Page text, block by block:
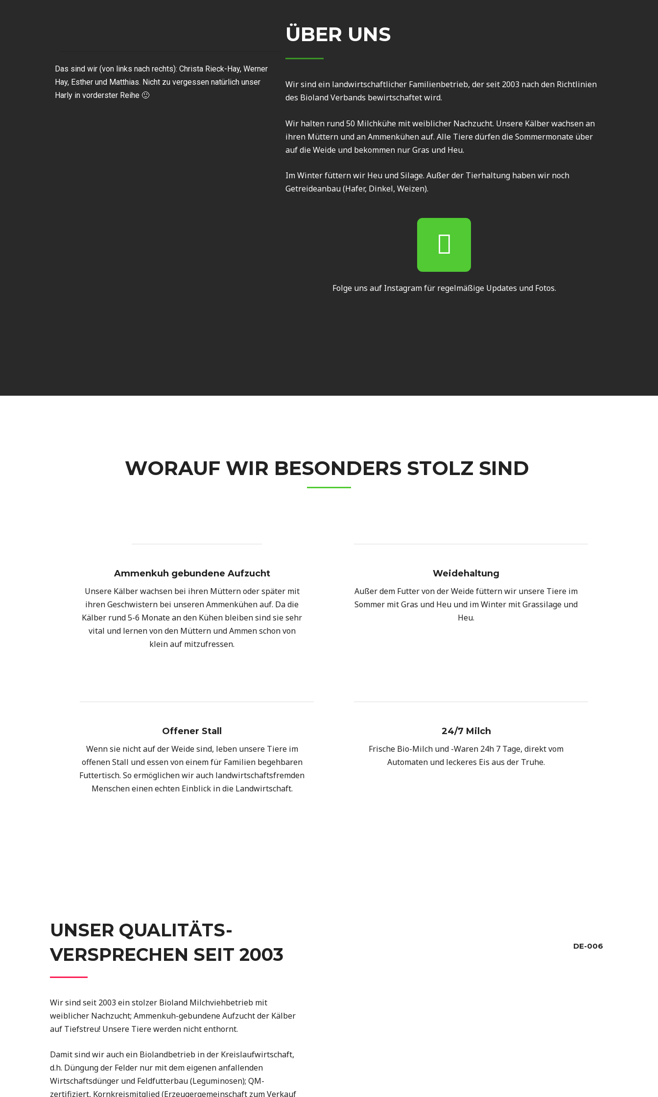
Das sind wir (von links nach rechts): Christa Rieck-Hay, Werner
Hay, Esther und Matthias. Nicht zu vergessen natürlich unser
Harly in vorderster Reihe 🙂
ÜBER UNS
Wir sind ein landwirtschaftlicher Familienbetrieb, der seit 2003 nach den Richtlinien
des Bioland Verbands bewirtschaftet wird.
Wir halten rund 50 Milchkühe mit weiblicher Nachzucht. Unsere Kälber wachsen an
ihren Müttern und an Ammenkühen auf. Alle Tiere dürfen die Sommermonate über
auf die Weide und bekommen nur Gras und Heu.
Im Winter füttern wir Heu und Silage. Außer der Tierhaltung haben wir noch
Getreideanbau (Hafer, Dinkel, Weizen).
Folge uns auf Instagram für regelmäßige Updates und Fotos.
WORAUF WIR BESONDERS STOLZ SIND
Ammenkuh gebundene Aufzucht
Unsere Kälber wachsen bei ihren Müttern oder später mit
ihren Geschwistern bei unseren Ammenkühen auf. Da die
Kälber rund 5-6 Monate an den Kühen bleiben sind sie sehr
vital und lernen von den Müttern und Ammen schon von
klein auf mitzufressen.
Weidehaltung
Außer dem Futter von der Weide füttern wir unsere Tiere im
Sommer mit Gras und Heu und im Winter mit Grassilage und
Heu.
Offener Stall
Wenn sie nicht auf der Weide sind, leben unsere Tiere im
offenen Stall und essen von einem für Familien begehbaren
Futtertisch. So ermöglichen wir auch landwirtschaftsfremden
Menschen einen echten Einblick in die Landwirtschaft.
24/7 Milch
Frische Bio-Milch und -Waren 24h 7 Tage, direkt vom
Automaten und leckeres Eis aus der Truhe.
UNSER QUALITÄTS-
VERSPRECHEN SEIT 2003
Wir sind seit 2003 ein stolzer Bioland Milchviehbetrieb mit
weiblicher Nachzucht; Ammenkuh-gebundene Aufzucht der Kälber
auf Tiefstreu! Unsere Tiere werden nicht enthornt.
Damit sind wir auch ein Biolandbetrieb in der Kreislaufwirtschaft,
d.h. Düngung der Felder nur mit dem eigenen anfallenden
Wirtschaftsdünger und Feldfutterbau (Leguminosen); QM-
zertifiziert, Kornkreismitglied (Erzeugergemeinschaft zum Verkauf
DE-006